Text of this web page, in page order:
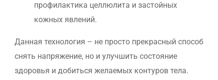
профилактика целлюлита и застойных
кожных явлений.
Данная технология – не просто прекрасный способ
снять напряжение, но и улучшить состояние
здоровья и добиться желаемых контуров тела.